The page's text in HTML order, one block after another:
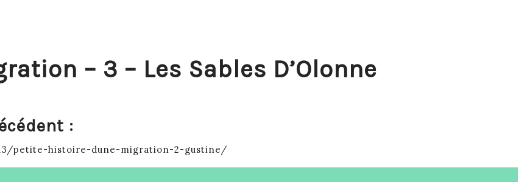
– 3 – Les Sables D’Olonne
:
petite-histoire-dune-migration-2-gustine/